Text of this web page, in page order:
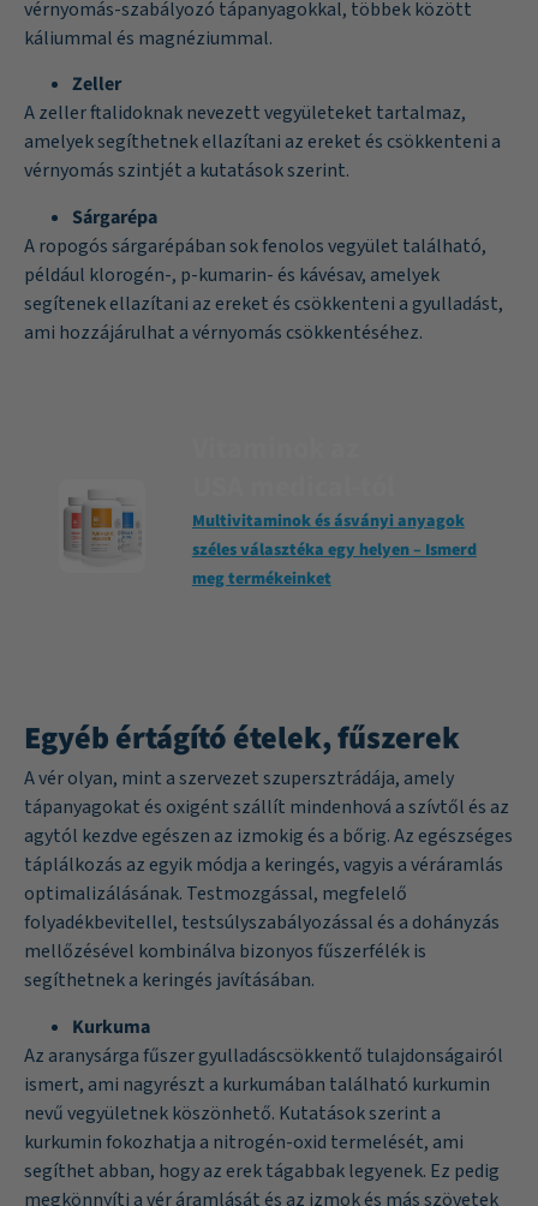
vérnyomás-szabályozó tápanyagokkal, többek között
káliummal és magnéziummal.
Zeller
A zeller ftalidoknak nevezett vegyületeket tartalmaz,
amelyek segíthetnek ellazítani az ereket és csökkenteni a
vérnyomás szintjét a kutatásokszerint.
Sárgarépa
A ropogós sárgarépában sok fenolos vegyület található,
például klorogén-, p-kumarin- és kávésav, amelyek
segítenek ellazítani az ereket és csökkenteni a gyulladást,
ami hozzájárulhat a vérnyomás csökkentéséhez.
Multivitaminok és ásványi anyagok
széles választéka egy helyen – Ismerd
meg termékeinket
Egyéb értágító ételek, fűszerek
A vér olyan, mint a szervezet szupersztrádája, amely
tápanyagokat és oxigént szállít mindenhová a szívtől és az
agytól kezdve egészen az izmokig és a bőrig. Az egészséges
táplálkozás az egyik módja a keringés, vagyis a véráramlás
optimalizálásának. Testmozgással, megfelelő
folyadékbevitellel, testsúlyszabályozással és a dohányzás
mellőzésével kombinálva bizonyos fűszerfélék is
segíthetnek a keringés javításában.
Kurkuma
Az aranysárga fűszer gyulladáscsökkentő tulajdonságairól
ismert, ami nagyrészt a kurkumában található kurkumin
nevű vegyületnek köszönhető. Kutatásokszerint a
kurkumin fokozhatja a nitrogén-oxid termelését, ami
segíthet abban, hogy az erek tágabbak legyenek. Ez pedig
megkönnyíti a vér áramlását és az izmok és más szövetek